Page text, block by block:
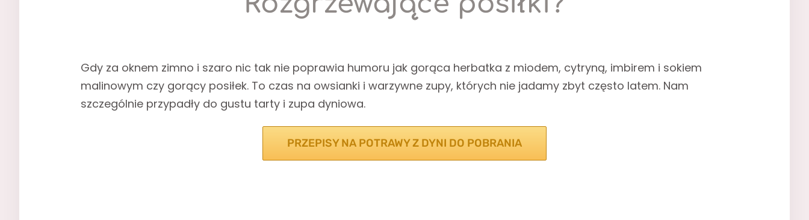
Gdy za oknem zimno i szaro nic tak nie poprawia humoru jak gorąca herbatka z miodem, cytryną, imbirem i sokiem
malinowym czy gorący posiłek. To czas na owsianki i warzywne zupy, których nie jadamy zbyt często latem. Nam
szczególnie przypadły do gustu tarty i zupa dyniowa.
PRZEPISY NA POTRAWY Z DYNI DO POBRANIA